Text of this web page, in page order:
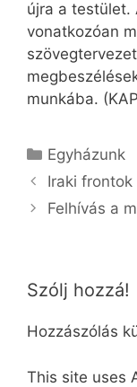
újra a testület.
vonatkozóan
munkába.
Kategória
Egyházunk
Iraki frontok
Felhívás a
Szólj hozzá!
Hozzászólás
This site uses